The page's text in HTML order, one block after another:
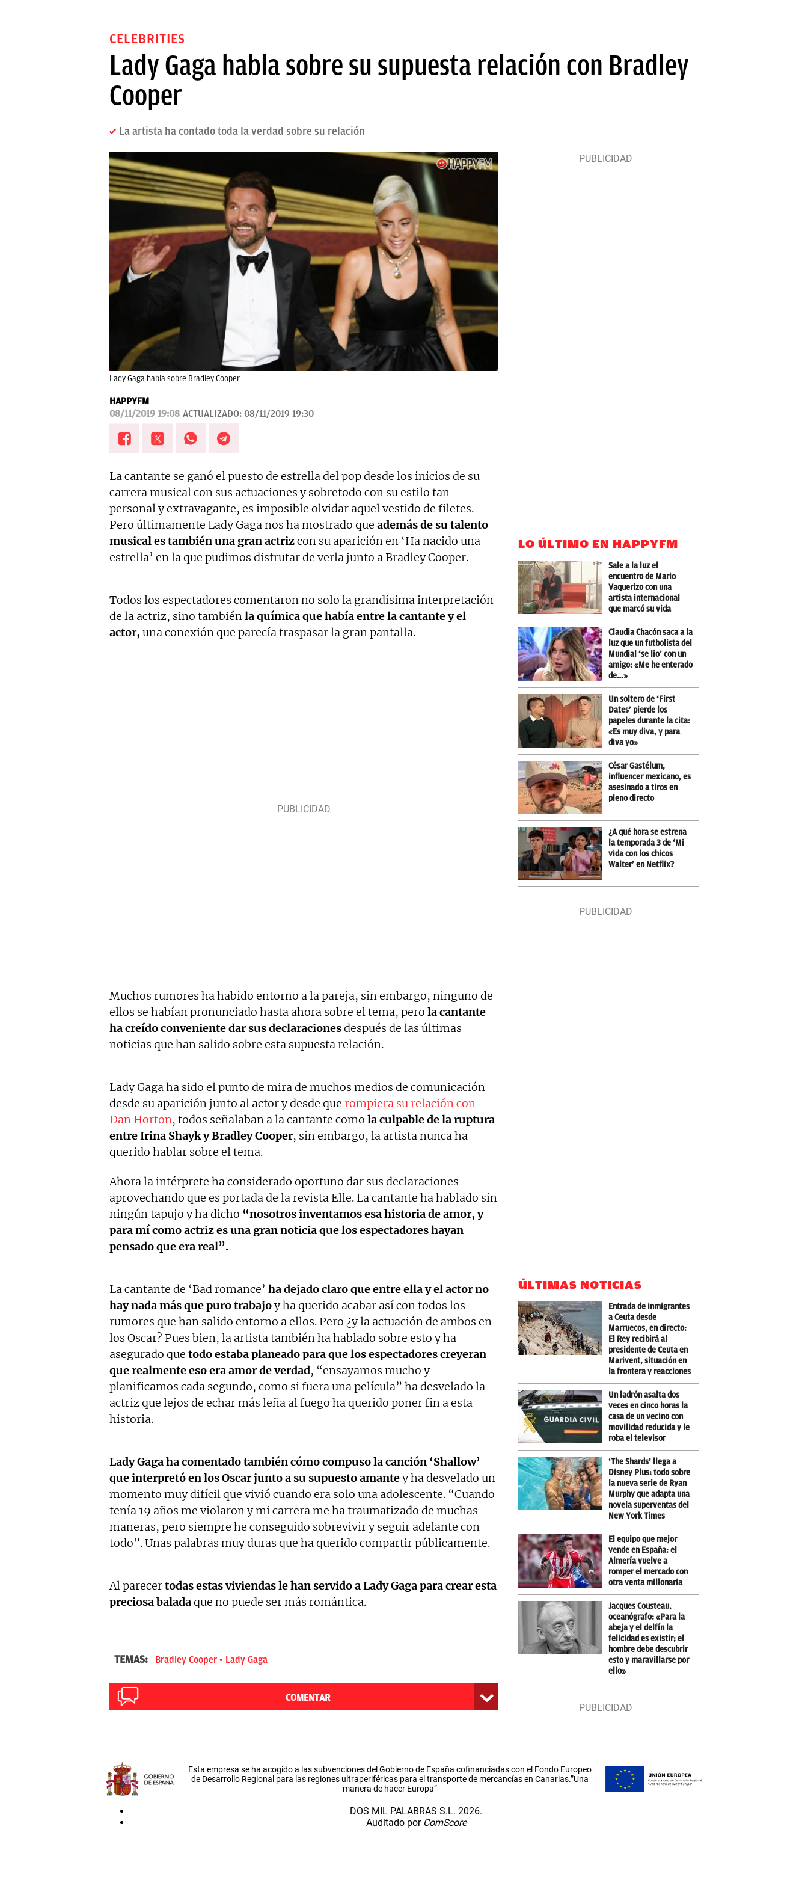
CELEBRITIES
Lady Gaga habla sobre su supuesta relación con Bradley
Cooper
La artista ha contado toda la verdad sobre su relación
Lady Gaga habla sobre Bradley Cooper
HAPPYFM
08/11/2019 19:08 ACTUALIZADO: 08/11/2019 19:30
La cantante se ganó el puesto de estrella del pop desde los inicios de su
carrera musical con sus actuaciones y sobretodo con su estilo tan
personal y extravagante, es imposible olvidar aquel vestido de filetes.
Pero últimamente Lady Gaga nos ha mostrado que además de su talento
musical es también una gran actrizcon su aparición en ‘Ha nacido una
estrella’ en la que pudimos disfrutar de verla junto a Bradley Cooper.
Todos los espectadores comentaron no solo la grandísima interpretación
de la actriz, sino tambiénla química que había entre la cantante y el
actor, una conexión que parecía traspasar la gran pantalla.
Muchos rumores ha habido entorno a la pareja, sin embargo, ninguno de
ellos se habían pronunciado hasta ahora sobre el tema, pero la cantante
ha creído conveniente dar sus declaracionesdespués de las últimas
noticias que han salido sobre esta supuesta relación.
Lady Gaga ha sido el punto de mira de muchos medios de comunicación
desde su aparición junto al actor y desde que rompiera su relación con
Dan Horton, todos señalaban a la cantante como la culpable de la ruptura
entre Irina Shayk y Bradley Cooper, sin embargo, la artista nunca ha
querido hablar sobre el tema.
Ahora la intérprete ha considerado oportuno dar sus declaraciones
aprovechando que es portada de la revista Elle. La cantante ha hablado sin
ningún tapujo y ha dicho “nosotros inventamos esa historia de amor, y
para mí como actriz es una gran noticia que los espectadores hayan
pensado que era real”.
La cantante de ‘Bad romance’ ha dejado claro que entre ella y el actor no
hay nada más que puro trabajoy ha querido acabar así con todos los
rumores que han salido entorno a ellos. Pero ¿y la actuación de ambos en
los Oscar? Pues bien, la artista también ha hablado sobre esto y ha
asegurado que todo estaba planeado para que los espectadores creyeran
que realmente eso era amor de verdad, “ensayamos mucho y
planificamos cada segundo, como si fuera una película” ha desvelado la
actriz que lejos de echar más leña al fuego ha querido poner fin a esta
historia.
Lady Gaga ha comentado también cómo compuso la canción ‘Shallow’
que interpretó en los Oscar junto a su supuesto amantey ha desvelado un
momento muy difícil que vivió cuando era solo una adolescente. “Cuando
tenía 19 años me violaron y mi carrera me ha traumatizado de muchas
maneras, pero siempre he conseguido sobrevivir y seguir adelante con
todo”. Unas palabras muy duras que ha querido compartir públicamente.
Al parecertodas estas viviendas le han servido a Lady Gaga para crear esta
preciosa baladaque no puede ser más romántica.
TEMAS: Bradley Cooper Lady Gaga
COMENTAR
LO ÚLTIMO EN HAPPYFM
Sale a la luz el
encuentro de Mario
Vaquerizo con una
artista internacional
que marcó su vida
Claudia Chacón saca a la
luz que un futbolista del
Mundial ‘se lio’ con un
amigo: «Me he enterado
de…»
Un soltero de ‘First
Dates’ pierde los
papeles durante la cita:
«Es muy diva, y para
diva yo»
César Gastélum,
influencer mexicano, es
asesinado a tiros en
pleno directo
¿A qué hora se estrena
la temporada 3 de ‘Mi
vida con los chicos
Walter’ en Netflix?
ÚLTIMAS NOTICIAS
Entrada de inmigrantes
a Ceuta desde
Marruecos, en directo:
El Rey recibirá al
presidente de Ceuta en
Marivent, situación en
la frontera y reacciones
Un ladrón asalta dos
veces en cinco horas la
casa de un vecino con
movilidad reducida y le
roba el televisor
‘The Shards’ llega a
Disney Plus: todo sobre
la nueva serie de Ryan
Murphy que adapta una
novela superventas del
New York Times
El equipo que mejor
vende en España: el
Almería vuelve a
romper el mercado con
otra venta millonaria
Jacques Cousteau,
oceanógrafo: «Para la
abeja y el delfín la
felicidad es existir; el
hombre debe descubrir
esto y maravillarse por
ello»
Esta empresa se ha acogido a las subvenciones del Gobierno de España cofinanciadas con el Fondo Europeo
de Desarrollo Regional para las regiones ultraperiféricas para el transporte de mercancías en Canarias.”Una
manera de hacer Europa”
DOS MIL PALABRAS S.L. 2026.
Auditado por ComScore